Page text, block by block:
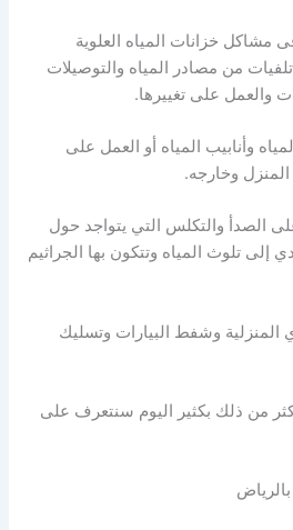
مشاكل خزانات المياه العلوية
من مصادر المياه والتوصيلات
والعمل على تغييرها.
وأنابيب المياه أو العمل على
المنزل وخارجه.
الصدأ والتكلس التي يتواجد حول
إلى تلوث المياه وتتكون بها الجراثيم
المنزلية وشفط البيارات وتسليك
من ذلك بكثير اليوم سنتعرف على